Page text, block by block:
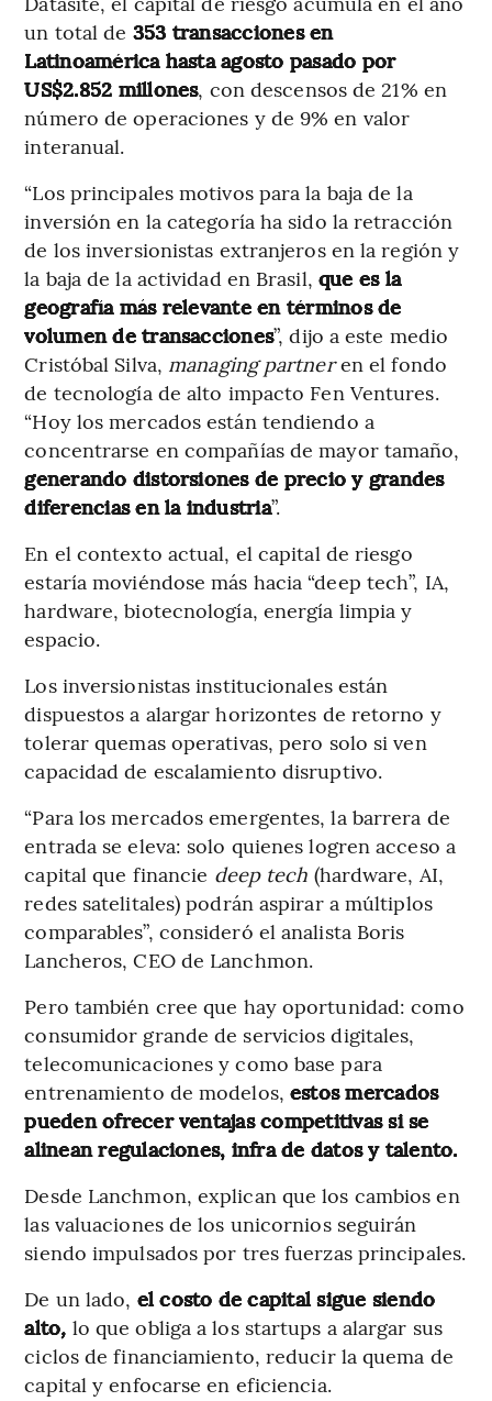
un total de 353 transacciones en
Latinoamérica hasta agosto pasado por
US$2.852 millones, con descensos de 21% en
número de operaciones y de 9% en valor
interanual.
“Los principales motivos para la baja de la
inversión en la categoría ha sido la retracción
de los inversionistas extranjeros en la región y
la baja de la actividad en Brasil, que es la
geografía más relevante en términos de
volumen de transacciones”, dijo a este medio
Cristóbal Silva, managing partneren el fondo
de tecnología de alto impacto Fen Ventures.
“Hoy los mercados están tendiendo a
concentrarse en compañías de mayor tamaño,
generando distorsiones de precio y grandes
diferencias en la industria”.
En el contexto actual, el capital de riesgo
estaría moviéndose más hacia “deep tech”, IA,
hardware, biotecnología, energía limpia y
espacio.
Los inversionistas institucionales están
dispuestos a alargar horizontes de retorno y
tolerar quemas operativas, pero solo si ven
capacidad de escalamiento disruptivo.
“Para los mercados emergentes, la barrera de
entrada se eleva: solo quienes logren acceso a
capital que financie deep tech (hardware, AI,
redes satelitales) podrán aspirar a múltiplos
comparables”, consideró el analista Boris
Lancheros, CEO de Lanchmon.
Pero también cree que hay oportunidad: como
consumidor grande de servicios digitales,
telecomunicaciones y como base para
entrenamiento de modelos, estos mercados
pueden ofrecer ventajas competitivas si se
alinean regulaciones, infra de datos y talento.
Desde Lanchmon, explican que los cambios en
las valuaciones de los unicornios seguirán
siendo impulsados por tres fuerzas principales.
De un lado, el costo de capital sigue siendo
alto, lo que obliga a los startups a alargar sus
ciclos de financiamiento, reducir la quema de
capital y enfocarse en eficiencia.